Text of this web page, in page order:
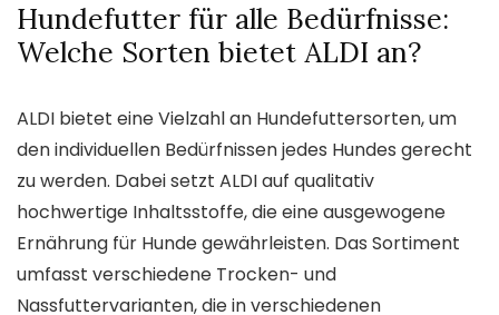
Hundefutter für alle Bedürfnisse:
Welche Sorten bietet ALDI an?
ALDI bietet eine Vielzahl an Hundefuttersorten, um
den individuellen Bedürfnissen jedes Hundes gerecht
zu werden. Dabei setzt ALDI auf qualitativ
hochwertige Inhaltsstoffe, die eine ausgewogene
Ernährung für Hunde gewährleisten. Das Sortiment
umfasst verschiedene Trocken- und
Nassfuttervarianten, die in verschiedenen